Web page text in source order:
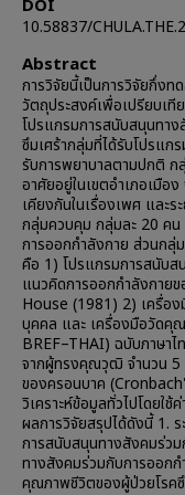
DOI
10.58837/
Abstract
การวิจัยนี้เป็นการวิจัยกึ่ง
วัตถุประสงค์เพื่อเปรียบเ
โปรแกรมการสนับสนุนทา
ซึมเศร้ากลุ่มที่ได้รับโปรแ
รับการพยาบาลตามปกติ
อาศัยอยู่ในเขตอำเภอเมื
เคียงกันในเรื่องเพศ และร
กลุ่มควบคุม กลุ่มละ 20 ค
การออกกำลังกาย ส่วนกลุ่
คือ 1) โปรแกรมการสนับ
แนวคิดการออกกำลังกาย
House (1981) 2) เครื่อง
บุคคล และ เครื่องมือวัดคุ
BREF–THAI) ฉบับภาษา
จากผู้ทรงคุณวุฒิ จำนวน 5
ของครอนบาค
วิเคราะห์ข้อมูลทั่วไปโดยใ
ผลการวิจัยสรุปได้ดังนี้ 1.
การสนับสนุนทางสังคมร่ว
ทางสังคมร่วมกับการออก
คุณภาพชีวิตของผู้ป่วยโรค